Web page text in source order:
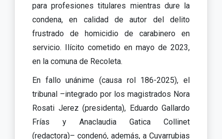
para profesiones titulares mientras dure la
condena, en calidad de autor del delito
frustrado de homicidio de carabinero en
servicio. Ilícito cometido en mayo de 2023,
en la comuna de Recoleta.
En fallo unánime (causa rol 186-2025), el
tribunal –integrado por los magistrados Nora
Rosati Jerez (presidenta), Eduardo Gallardo
Frías y Anaclaudia Gatica Collinet
(redactora)– condenó, además, a Cuvarrubias